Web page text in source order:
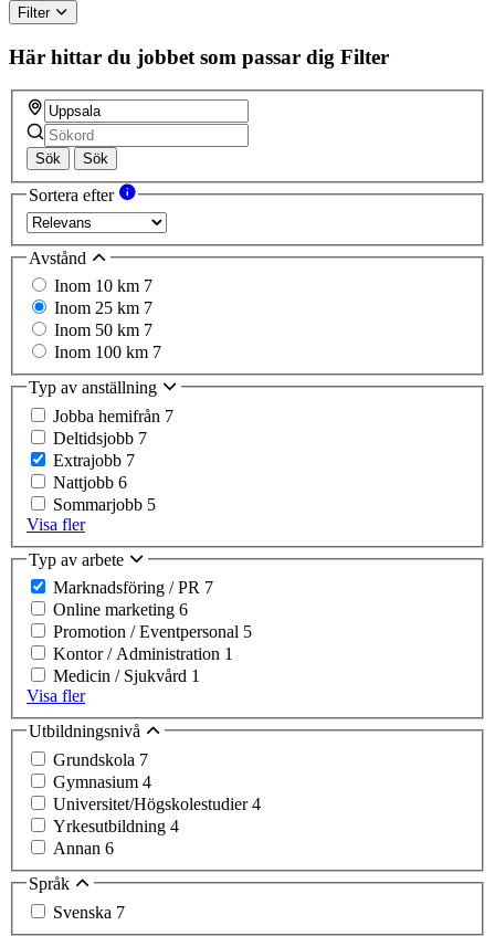
Filter
Här hittar du jobbet som passar dig Filter
Sök Sök
Sortera efter
Avstånd
Inom 10 km 7
Inom 25 km 7
Inom 50 km 7
Inom 100 km 7
Typ av anställning
Jobba hemifrån 7
Deltidsjobb 7
Extrajobb 7
Nattjobb 6
Sommarjobb 5
Visa fler
Typ av arbete
Marknadsföring / PR 7
Online marketing 6
Promotion / Eventpersonal 5
Kontor / Administration 1
Medicin / Sjukvård 1
Visa fler
Utbildningsnivå
Grundskola 7
Gymnasium 4
Universitet/Högskolestudier4
Yrkesutbildning 4
Annan 6
Språk
Svenska 7